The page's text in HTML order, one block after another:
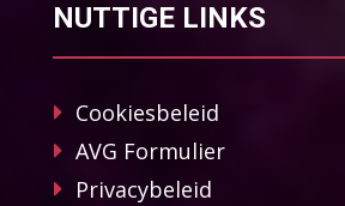
NUTTIGE LINKS
Cookiesbeleid
AVG Formulier
Privacybeleid